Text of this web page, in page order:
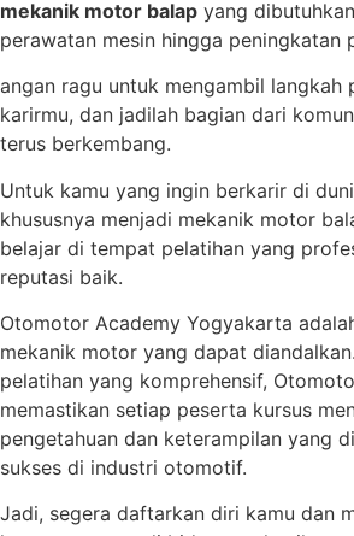
mekanik motor balap yang
perawatan mesin hingga peningkatan
angan ragu untuk mengambil langkah
karirmu, dan jadilah bagian dari
terus berkembang.
Untuk kamu yang ingin berkarir di
khususnya menjadi mekanik motor
belajar di tempat pelatihan yang
reputasi baik.
Otomotor Academy Yogyakarta
mekanik motor yang dapat
pelatihan yang komprehensif,
memastikan setiap peserta kursus
pengetahuan dan keterampilan yang
sukses di industri otomotif.
Jadi, segera daftarkan diri kamu dan